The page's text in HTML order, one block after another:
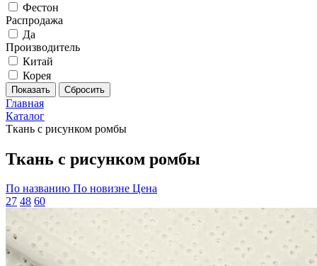
Фестон
Распродажа
Да
Производитель
Китай
Корея
Главная
Каталог
Ткань с рисунком ромбы
Ткань с рисунком ромбы
По названию По новизне Цена
27 48 60